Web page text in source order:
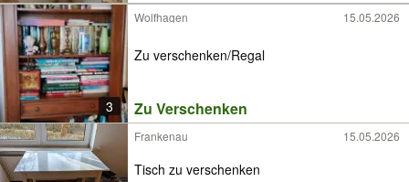
3
Wolfhagen 15.05.2026
Zu verschenken/Regal
Zu Verschenken
Frankenau 15.05.2026
Tisch zu verschenken